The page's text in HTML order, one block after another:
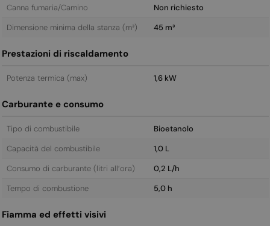
Canna fumaria/Camino
Non richiesto
Dimensione minima della stanza (m³)
45 m³
Prestazioni di riscaldamento
Potenza termica (max) 1,6 kW
Carburante e consumo
Tipo di combustibile
Bioetanolo
Capacità del combustibile
1,0 L
Consumo di carburante (litri all’ora)
0,2 L/h
Tempo di combustione
5,0 h
Fiamma ed effetti visivi